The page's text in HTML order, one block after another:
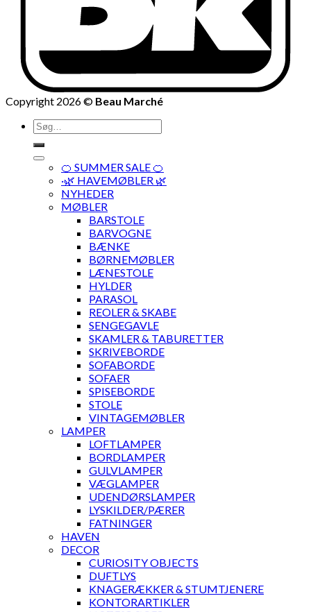
Copyright 2026 © Beau Marché
Søg
efter:
🍊 SUMMER SALE 🍊
·🌿 HAVEMØBLER 🌿
NYHEDER
MØBLER
BARSTOLE
BARVOGNE
BÆNKE
BØRNEMØBLER
LÆNESTOLE
HYLDER
PARASOL
REOLER & SKABE
SENGEGAVLE
SKAMLER & TABURETTER
SKRIVEBORDE
SOFABORDE
SOFAER
SPISEBORDE
STOLE
VINTAGEMØBLER
LAMPER
LOFTLAMPER
BORDLAMPER
GULVLAMPER
VÆGLAMPER
UDENDØRSLAMPER
LYSKILDER/PÆRER
FATNINGER
HAVEN
DECOR
CURIOSITY OBJECTS
DUFTLYS
KNAGERÆKKER & STUMTJENERE
KONTORARTIKLER